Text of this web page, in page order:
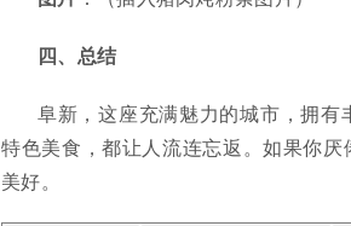
四、总结
阜新，这座充满魅力的城市，拥
特色美食，都让人流连忘返。如果你
美好。